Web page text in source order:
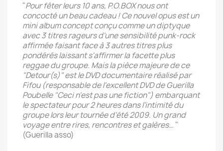
"Pour fêter leurs 10 ans, P.O.BOX nous ont
concocté un beau cadeau ! Ce nouvel opus est un
mini album concept conçu comme un diptyque
avec 3 titres rageurs d'une sensibilité punk-rock
affirmée faisant face à 3 autres titres plus
pondérés laissant s'affirmer la facette plus
reggae du groupe. Mais la pièce majeure de ce
"Detour(s)" est le DVD documentaire réalisé par
Fifou (responsable de l'excellent DVD de Guerilla
Poubelle "Ceci n'est pas une fiction") embarquant
le spectateur pour 2 heures dans l'intimité du
groupe lors leur tournée d'été 2009. Un grand
voyage entre rires, rencontres et galères… "
(Guerilla asso)